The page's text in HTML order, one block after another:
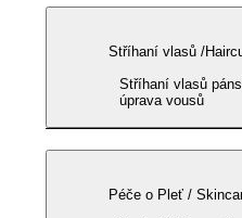
Stříhaní vlasů /
Stříhaní vlasů
úprava vousů
Péče o Pleť /